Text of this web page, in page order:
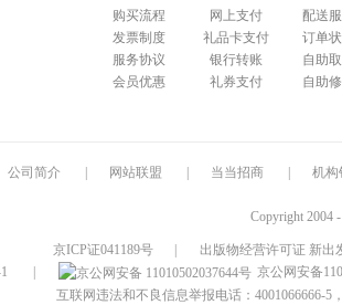
购买流程
发票制度
服务协议
会员优惠
网上支付
礼品卡支付
银行转账
礼券支付
配送
订单
自助
自助
公司简介 网站联盟 当当招商 机构
Copyright 2004
京ICP证041189号
出版物经营许可证 新出
京公网安备
互联网违法和不良信息举报电话：4001066666-5